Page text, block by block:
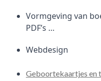
Vormgeving van
PDF’s …
Webdesign
Geboortekaartjes en